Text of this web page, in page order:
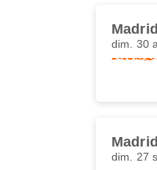
dim. 30
dim. 27